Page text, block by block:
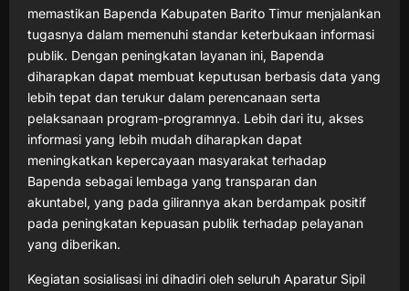
memastikan Bapenda Kabupaten Barito Timur menjalankan
tugasnya dalam memenuhi standar keterbukaan informasi
publik. Dengan peningkatan layanan ini, Bapenda
diharapkan dapat membuat keputusan berbasis data yang
lebih tepat dan terukur dalam perencanaan serta
pelaksanaan program-programnya. Lebih dari itu, akses
informasi yang lebih mudah diharapkan dapat
meningkatkan kepercayaan masyarakat terhadap
Bapenda sebagai lembaga yang transparan dan
akuntabel, yang pada gilirannya akan berdampak positif
pada peningkatan kepuasan publik terhadap pelayanan
yang diberikan.
Kegiatan sosialisasi ini dihadiri oleh seluruh Aparatur Sipil